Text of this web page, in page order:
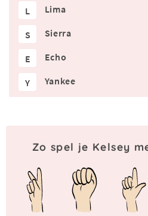
L Lima
S Sierra
E Echo
Y Yankee
Zo spel je Kelsey